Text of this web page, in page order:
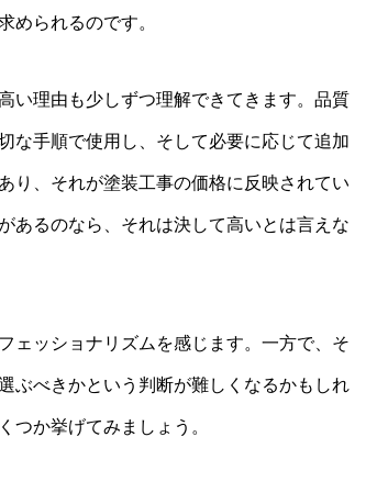
められるのです。
い理由も少しずつ理解できてきます。品質
な手順で使用し、そして必要に応じて追加
り、それが塗装工事の価格に反映されてい
あるのなら、それは決して高いとは言えな
ェッショナリズムを感じます。一方で、そ
ぶべきかという判断が難しくなるかもしれ
つか挙げてみましょう。